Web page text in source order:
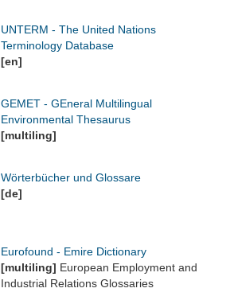
UNTERM - The United Nations
Terminology Database
[en]
GEMET - GEneral Multilingual
Environmental Thesaurus
[multiling]
Wörterbücher und Glossare
[de]
Eurofound - Emire Dictionary
[multiling] European Employment and
Industrial Relations Glossaries